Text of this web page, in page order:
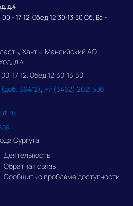
д.4
- 17:12. Обед 12:30-13:30 Сб, Вс -
Ханты-Мансийский АО -
д.4
17:12. Обед 12:30-13:30
36412), +7 (3462) 202-550
Сургута
Деятельность
Обратная связь
Сообщить о проблеме доступности